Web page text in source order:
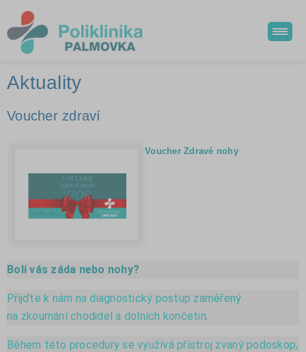
Aktuality
Voucher zdraví
Voucher Zdravé nohy
Bolí vás záda nebo nohy?
Přijďte k nám na diagnostický postup zaměřený
na zkoumání chodidel a dolních končetin.
Během této procedury se využívá přístroj zvaný podoskop,